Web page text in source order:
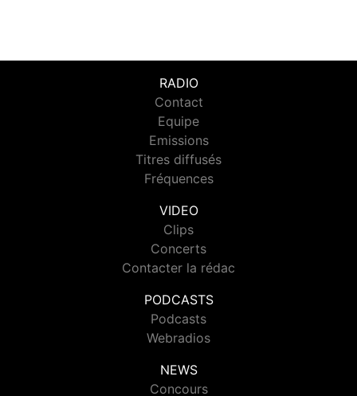
RADIO
Contact
Equipe
Emissions
Titres diffusés
Fréquences
VIDEO
Clips
Concerts
Contacter la rédac
PODCASTS
Podcasts
Webradios
NEWS
Concours